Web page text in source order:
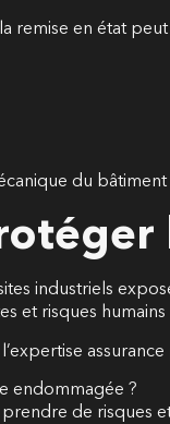
remise en état
du
industriels
et risques humains
endommagée ?
de